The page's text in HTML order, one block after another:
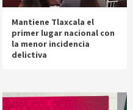
Mantiene Tlaxcala el
primer lugar nacional con
la menor incidencia
delictiva